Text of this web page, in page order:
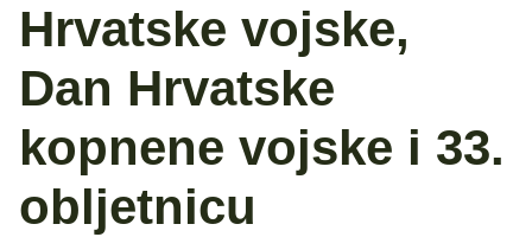
Hrvatske vojske,
Dan Hrvatske
kopnene vojske i 33.
obljetnicu